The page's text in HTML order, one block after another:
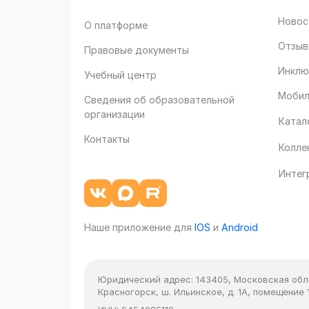
О платформе
Правовые документы
Учебный центр
Сведения об образовательной
организации
Контакты
Наше приложение для IOS и Android
Юридический адрес: 143405, Московская
Красногорск, ш. Ильинское, д. 1А, помещение